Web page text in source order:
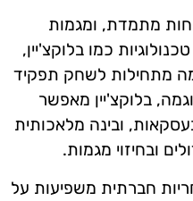
מתמדת, ומגמות
כמו בלוקצ'יין,
מתחילות לשחק תפקיד
בלוקצ'יין מאפשר
ובינה מלאכותית
ובחיזוי מגמות.
חברתית משפיעות על